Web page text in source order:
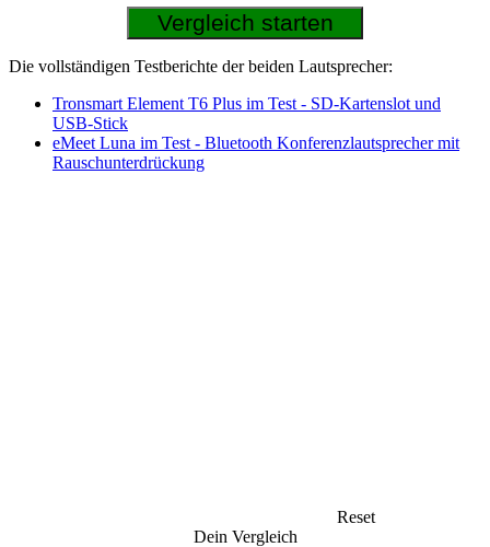
Die vollständigen Testberichte der beiden Lautsprecher:
Tronsmart Element T6 Plus im Test - SD-Kartenslot und
USB-Stick
eMeet Luna im Test - Bluetooth Konferenzlautsprecher mit
Rauschunterdrückung
Reset
Dein Vergleich